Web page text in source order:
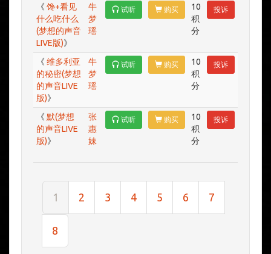
《 馋+看见
什么吃什么
(梦想的声音
LIVE版)》
牛
梦
瑶
试听 购买
10
积
分
投诉
《 维多利亚
的秘密(梦想
的声音LIVE
版)》
牛
梦
瑶
试听 购买
10
积
分
投诉
《 默(梦想
的声音LIVE
版)》
张
惠
妹
试听 购买
10
积
分
投诉
1 2 3 4 5 6 7
8